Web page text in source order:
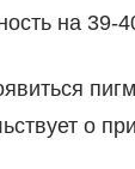
на
о